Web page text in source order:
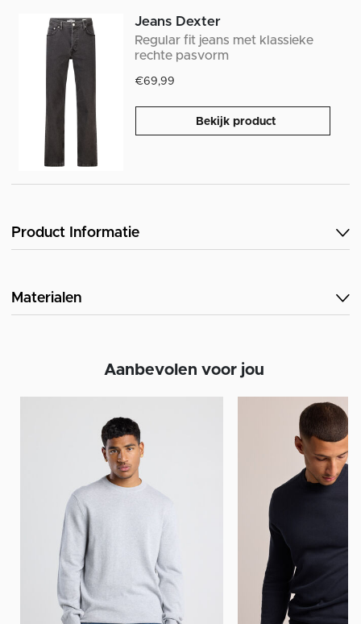
Jeans Dexter
Regular fit jeans met klassieke
rechte pasvorm
€69,99
Bekijk product
Product Informatie
Materialen
Aanbevolen voor jou